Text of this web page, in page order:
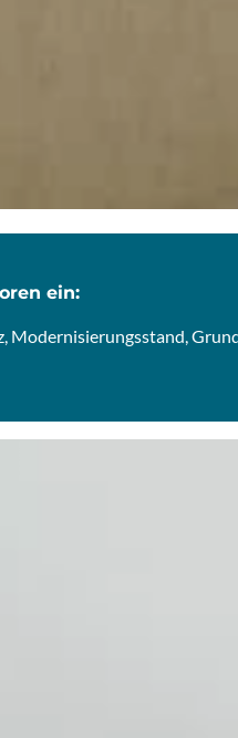
ein:
Modernisierungsstand,